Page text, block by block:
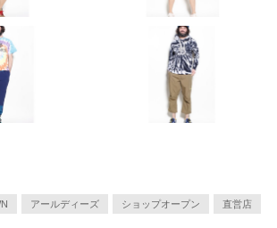
アールディーズ ショップオープン 直営店